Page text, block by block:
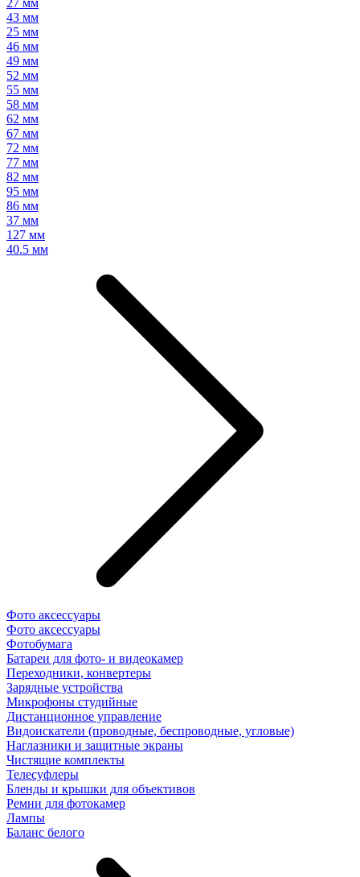
27 мм
43 мм
25 мм
46 мм
49 мм
52 мм
55 мм
58 мм
62 мм
67 мм
72 мм
77 мм
82 мм
95 мм
86 мм
37 мм
127 мм
40.5 мм
Фото аксессуары
Фото аксессуары
Фотобумага
Батареи для фото- и видеокамер
Переходники, конвертеры
Зарядные устройства
Микрофоны студийные
Дистанционное управление
Видоискатели (проводные, беспроводные, угловые)
Наглазники и защитные экраны
Чистящие комплекты
Телесуфлеры
Бленды и крышки для объективов
Ремни для фотокамер
Лампы
Баланс белого